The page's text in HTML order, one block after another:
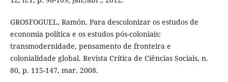
GROSFOGUEL, Ramón. Para descolonizar os estudos de
economia política e os estudos pós-coloniais:
transmodernidade, pensamento de fronteira e
colonialidade global. Revista Crítica de Ciências Sociais, n.
80, p. 115-147, mar. 2008.